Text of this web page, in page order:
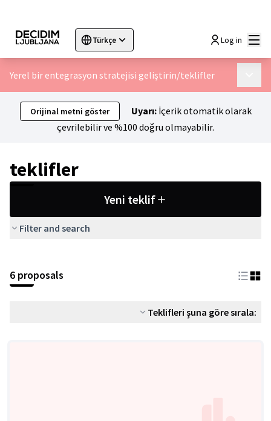
Türkçe
Sprache wählen Choisir la langue
Log in
Yerel bir entegrasyon stratejisi geliştirin/teklifler
Orijinal metni göster Uyarı:İçerik otomatik olarak
çevrilebilir ve %100 doğru olmayabilir.
teklifler
Yeni teklif
Filter and search
6 proposals
Teklifleri şuna göre sırala: